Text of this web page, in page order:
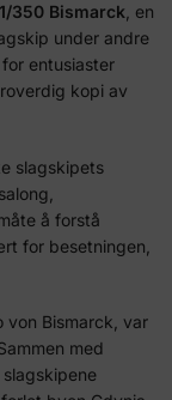
1/350 Bismarck , en
under andre
entusiaster
kopi av
slagskipets
å forstå
for besetningen,
Bismarck, var
med